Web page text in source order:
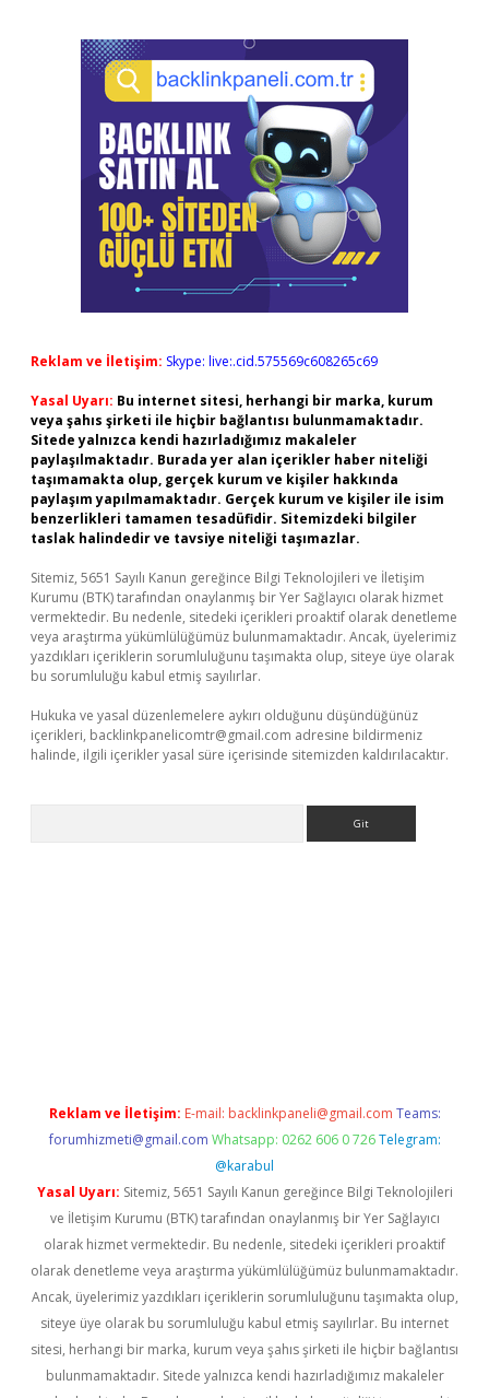
Reklam ve İletişim: Skype: live:.cid.575569c608265c69
Yasal Uyarı: Bu internet sitesi, herhangi bir marka, kurum
veya şahıs şirketi ile hiçbir bağlantısı bulunmamaktadır.
Sitede yalnızca kendi hazırladığımız makaleler
paylaşılmaktadır. Burada yer alan içerikler haber niteliği
taşımamakta olup, gerçek kurum ve kişiler hakkında
paylaşım yapılmamaktadır. Gerçek kurum ve kişiler ile isim
benzerlikleri tamamen tesadüfidir. Sitemizdeki bilgiler
taslak halindedir ve tavsiye niteliği taşımazlar.
Sitemiz, 5651 Sayılı Kanun gereğince Bilgi Teknolojileri ve İletişim
Kurumu (BTK) tarafından onaylanmış bir Yer Sağlayıcı olarak hizmet
vermektedir. Bu nedenle, sitedeki içerikleri proaktif olarak denetleme
veya araştırma yükümlülüğümüz bulunmamaktadır. Ancak, üyelerimiz
yazdıkları içeriklerin sorumluluğunu taşımakta olup, siteye üye olarak
bu sorumluluğu kabul etmiş sayılırlar.
Hukuka ve yasal düzenlemelere aykırı olduğunu düşündüğünüz
içerikleri, backlinkpanelicomtr@gmail.com adresine bildirmeniz
halinde, ilgili içerikler yasal süre içerisinde sitemizden kaldırılacaktır.
Reklam ve İletişim: E-mail: backlinkpaneli@gmail.com Teams:
forumhizmeti@gmail.com Whatsapp: 0262 606 0 726 Telegram:
@karabul
Yasal Uyarı: Sitemiz, 5651 Sayılı Kanun gereğince Bilgi Teknolojileri
ve İletişim Kurumu (BTK) tarafından onaylanmış bir Yer Sağlayıcı
olarak hizmet vermektedir. Bu nedenle, sitedeki içerikleri proaktif
olarak denetleme veya araştırma yükümlülüğümüz bulunmamaktadır.
Ancak, üyelerimiz yazdıkları içeriklerin sorumluluğunu taşımakta olup,
siteye üye olarak bu sorumluluğu kabul etmiş sayılırlar. Bu internet
sitesi, herhangi bir marka, kurum veya şahıs şirketi ile hiçbir bağlantısı
bulunmamaktadır. Sitede yalnızca kendi hazırladığımız makaleler